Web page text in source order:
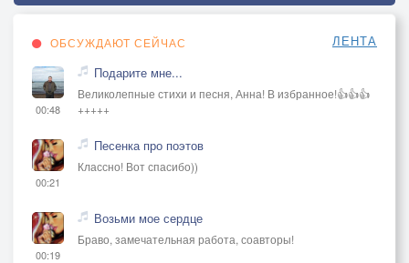
ОБСУЖДАЮТ СЕЙЧАС ЛЕНТА
00:48
Подарите мне...
Великолепные стихи и песня, Анна! В избранное!👍👍👍
+++++
00:21
Песенка про поэтов
Классно! Вот спасибо))
00:19
Возьми мое сердце
Браво, замечательная работа, соавторы!